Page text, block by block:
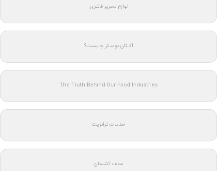
لوازم تحریر فانتزی
اکـتان بوسـتر چـیست؟
The Truth Behind Our Food Industries
خدمات ترانزیت
سقف کشسان